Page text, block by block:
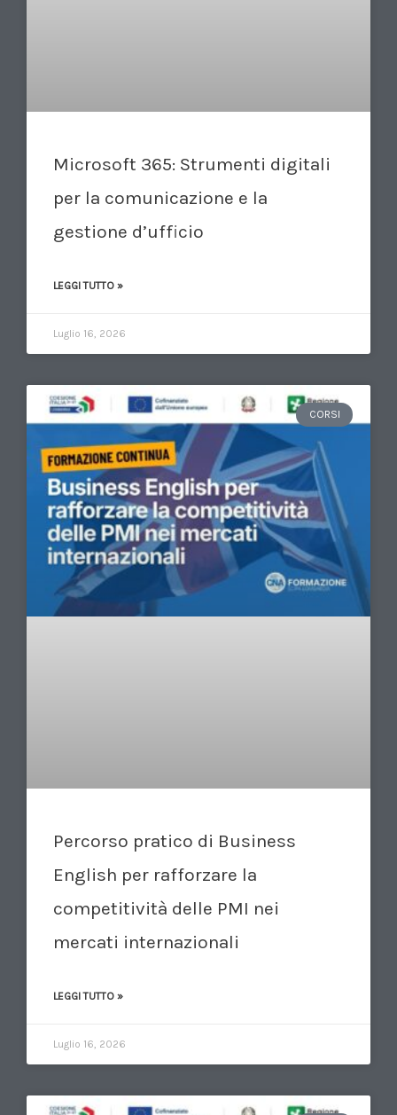
Microsoft 365: Strumenti digitali
per la comunicazione e la
gestione d’ufficio
LEGGI TUTTO »
Luglio 16, 2026
CORSI
Percorso pratico di Business
English per rafforzare la
competitività delle PMI nei
mercati internazionali
LEGGI TUTTO »
Luglio 16, 2026